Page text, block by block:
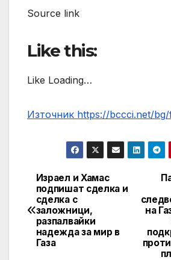
Source link
Like this:
Like Loading…
Източник https://bccci.net/
Post
navigation
на
Израел и Хамас
подпишат сделка и
сделка с
заложници,
разпалвайки
надежда за мир в
Газа